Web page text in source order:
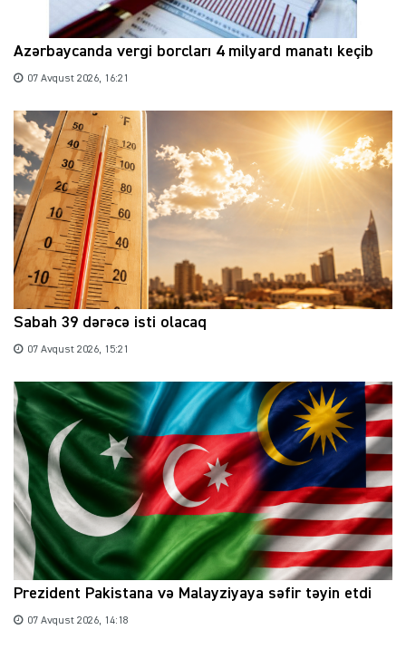
Azərbaycanda vergi borcları 4 milyard manatı keçib
07 Avqust 2026, 16:21
Sabah 39 dərəcə isti olacaq
07 Avqust 2026, 15:21
Prezident Pakistana və Malayziyaya səfir təyin etdi
07 Avqust 2026, 14:18